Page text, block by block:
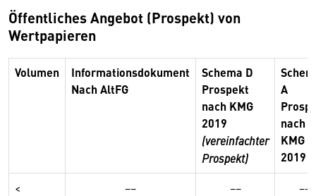
Öffentliches Angebot (Prospekt) von
Wertpapieren
Volumen
Informationsdokument
Nach AltFG
Schema D
Prospekt
nach KMG
2019
(vereinfachter
Prospekt)
A
nach
KMG
2019
<
−− −− −−